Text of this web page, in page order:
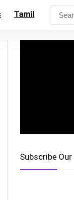
Tamil
Subscribe